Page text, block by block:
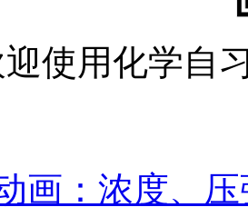
使用化学自
画：浓度、